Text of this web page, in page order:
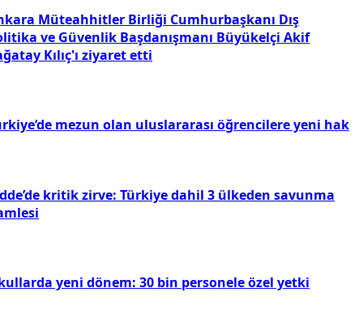
Müteahhitler Birliği Cumhurbaşkanı Dış
ve Güvenlik Başdanışmanı Büyükelçi Akif
Kılıç'ı ziyaret etti
mezun olan uluslararası öğrencilere yeni hak
kritik zirve: Türkiye dahil 3 ülkeden savunma
yeni dönem: 30 bin personele özel yetki